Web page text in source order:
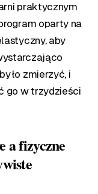
praktycznym
oparty na
aby
zmierzyć, i
go w trzydzieści
a fizyczne